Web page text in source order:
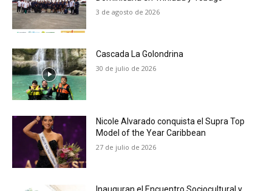
3 de agosto de 2026
Cascada La Golondrina
30 de julio de 2026
Nicole Alvarado conquista el Supra Top
Model of the Year Caribbean
27 de julio de 2026